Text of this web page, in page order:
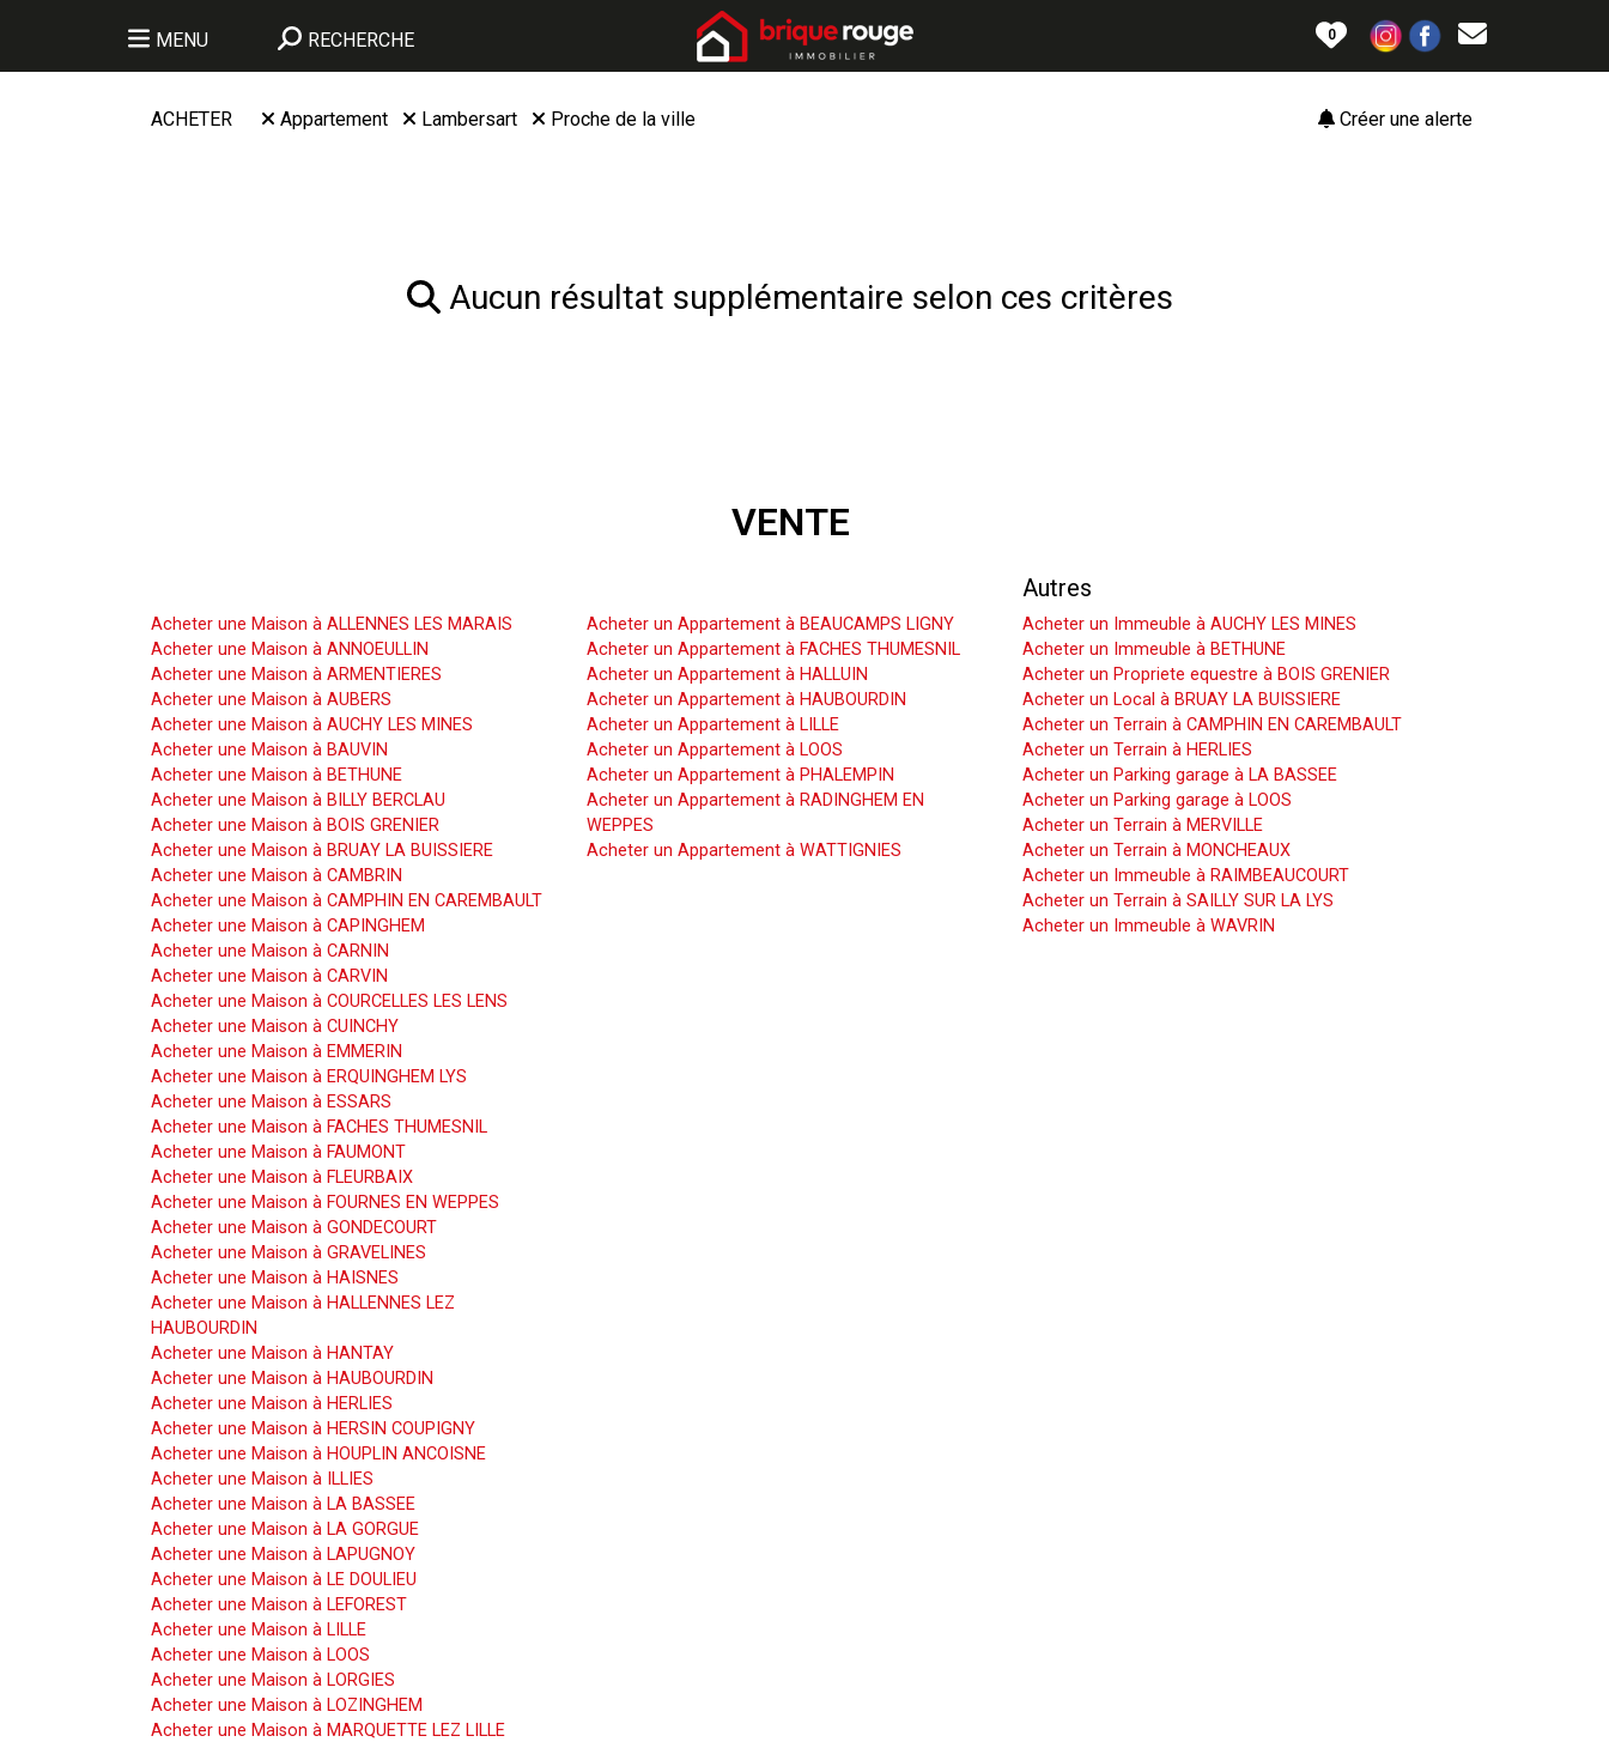
MENU RECHERCHE 0
Créer une alerte
ACHETER Appartement Lambersart Proche de la ville
Aucun résultat supplémentaire selon ces critères
VENTE
Acheter une Maison à ALLENNES LES MARAIS
Acheter une Maison à ANNOEULLIN
Acheter une Maison à ARMENTIERES
Acheter une Maison à AUBERS
Acheter une Maison à AUCHY LES MINES
Acheter une Maison à BAUVIN
Acheter une Maison à BETHUNE
Acheter une Maison à BILLY BERCLAU
Acheter une Maison à BOIS GRENIER
Acheter une Maison à BRUAY LA BUISSIERE
Acheter une Maison à CAMBRIN
Acheter une Maison à CAMPHIN EN CAREMBAULT
Acheter une Maison à CAPINGHEM
Acheter une Maison à CARNIN
Acheter une Maison à CARVIN
Acheter une Maison à COURCELLES LES LENS
Acheter une Maison à CUINCHY
Acheter une Maison à EMMERIN
Acheter une Maison à ERQUINGHEM LYS
Acheter une Maison à ESSARS
Acheter une Maison à FACHES THUMESNIL
Acheter une Maison à FAUMONT
Acheter une Maison à FLEURBAIX
Acheter une Maison à FOURNES EN WEPPES
Acheter une Maison à GONDECOURT
Acheter une Maison à GRAVELINES
Acheter une Maison à HAISNES
Acheter une Maison à HALLENNES LEZ
HAUBOURDIN
Acheter une Maison à HANTAY
Acheter une Maison à HAUBOURDIN
Acheter une Maison à HERLIES
Acheter une Maison à HERSIN COUPIGNY
Acheter une Maison à HOUPLIN ANCOISNE
Acheter une Maison à ILLIES
Acheter une Maison à LA BASSEE
Acheter une Maison à LA GORGUE
Acheter une Maison à LAPUGNOY
Acheter une Maison à LE DOULIEU
Acheter une Maison à LEFOREST
Acheter une Maison à LILLE
Acheter une Maison à LOOS
Acheter une Maison à LORGIES
Acheter une Maison à LOZINGHEM
Acheter une Maison à MARQUETTE LEZ LILLE
Acheter un Appartement à BEAUCAMPS LIGNY
Acheter un Appartement à FACHES THUMESNIL
Acheter un Appartement à HALLUIN
Acheter un Appartement à HAUBOURDIN
Acheter un Appartement à LILLE
Acheter un Appartement à LOOS
Acheter un Appartement à PHALEMPIN
Acheter un Appartement à RADINGHEM EN
WEPPES
Acheter un Appartement à WATTIGNIES
Autres
Acheter un Immeuble à AUCHY LES MINES
Acheter un Immeuble à BETHUNE
Acheter un Propriete equestre à BOIS GRENIER
Acheter un Local à BRUAY LA BUISSIERE
Acheter un Terrain à CAMPHIN EN CAREMBAULT
Acheter un Terrain à HERLIES
Acheter un Parking garage à LA BASSEE
Acheter un Parking garage à LOOS
Acheter un Terrain à MERVILLE
Acheter un Terrain à MONCHEAUX
Acheter un Immeuble à RAIMBEAUCOURT
Acheter un Terrain à SAILLY SUR LA LYS
Acheter un Immeuble à WAVRIN